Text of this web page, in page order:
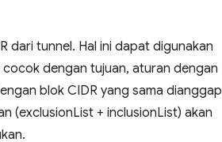
dari tunnel. Hal ini dapat digunakan
dengan tujuan, aturan dengan
blok CIDR yang sama dianggap
(exclusionList + inclusionList) akan